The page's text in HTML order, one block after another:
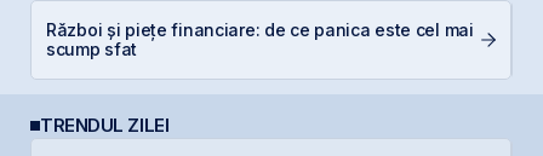
Război și piețe financiare: de ce panica este cel mai
scump sfat
TRENDUL ZILEI